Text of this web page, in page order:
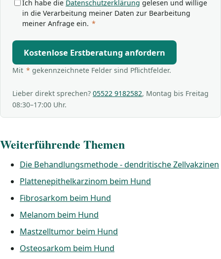
Ich habe die Datenschutzerklärung gelesen und willige
in die Verarbeitung meiner Daten zur Bearbeitung
meiner Anfrage ein. *
Kostenlose Erstberatung anfordern
Mit * gekennzeichnete Felder sind Pflichtfelder.
Lieber direkt sprechen? 05522 9182582, Montag bis Freitag
08:30–17:00 Uhr.
Weiterführende Themen
Die Behandlungsmethode - dendritische Zellvakzinen
Plattenepithelkarzinom beim Hund
Fibrosarkom beim Hund
Melanom beim Hund
Mastzelltumor beim Hund
Osteosarkom beim Hund